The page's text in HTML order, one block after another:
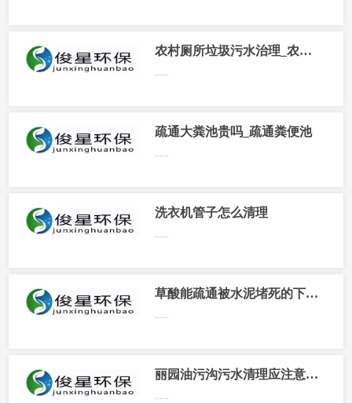
农村厕所垃圾污水治理_农村垃圾 污水治理
......
疏通大粪池贵吗_疏通粪便池
......
洗衣机管子怎么清理
......
草酸能疏通被水泥堵死的下水道吗_草酸能疏通下水道的水泥块吗
......
丽园油污沟污水清理应注意哪些问题
......